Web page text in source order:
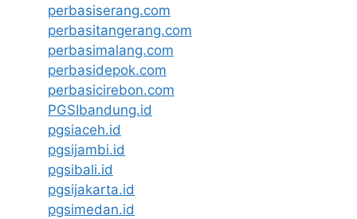
perbasiserang.com
perbasitangerang.com
perbasimalang.com
perbasidepok.com
perbasicirebon.com
PGSIbandung.id
pgsiaceh.id
pgsijambi.id
pgsibali.id
pgsijakarta.id
pgsimedan.id